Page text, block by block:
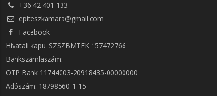
+36 42 401 133
epiteszkamara@gmail.com
Facebook
Hivatali kapu: SZSZBMTEK 157472766
Bankszámlaszám:
OTP Bank 11744003-20918435-00000000
Adószám: 18798560-1-15